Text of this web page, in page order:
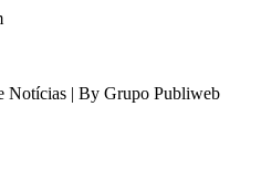
Notícias | By Grupo Publiweb